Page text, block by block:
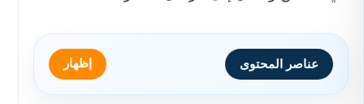
عناصر المحتوى إظهار